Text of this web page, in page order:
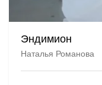
Эндимион
Наталья Романова